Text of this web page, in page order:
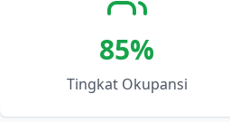
85%
Tingkat Okupansi